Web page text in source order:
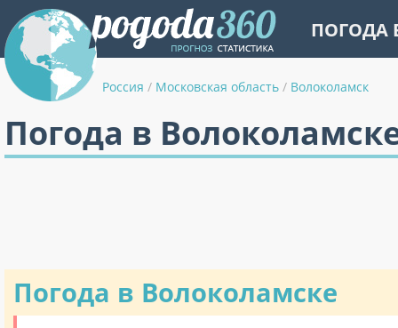
ПОГОДА
Россия / Московская область / Волоколамск
Погода в
Погода в Волоколамске